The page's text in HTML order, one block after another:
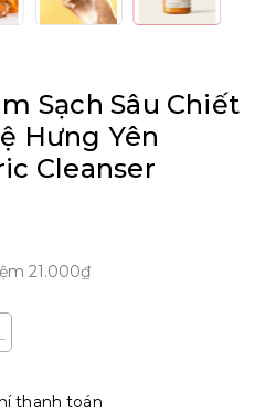
Sạch Sâu Chiết
Hưng Yên
Cleanser
21.000₫
thanh toán